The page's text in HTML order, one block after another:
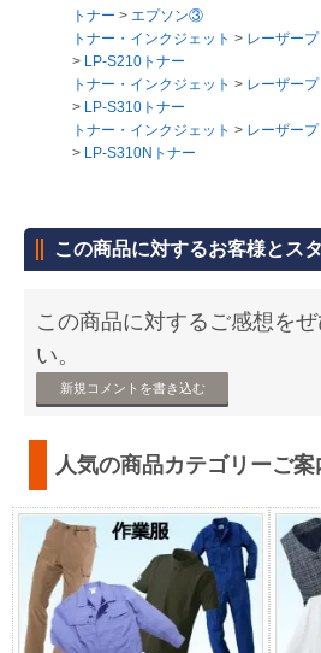
トナー > エプソン③
トナー・インクジェット > レーザー
> LP-S210トナー
トナー・インクジェット > レーザー
> LP-S310トナー
トナー・インクジェット > レーザー
> LP-S310Nトナー
この商品に対するお客様とス
この商品に対するご感想を
い。
新規コメントを書き込む
人気の商品カテゴリーご案